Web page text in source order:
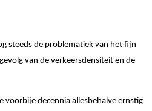
steeds de problematiek van het fijn
van de verkeersdensiteit en de
voorbije decennia allesbehalve ernstig